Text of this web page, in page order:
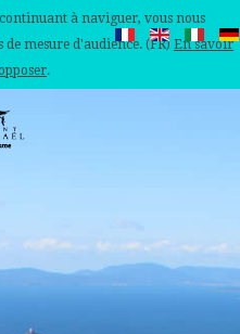
à naviguer, vous nous
mesure d'audience. (FR) En savoir
.